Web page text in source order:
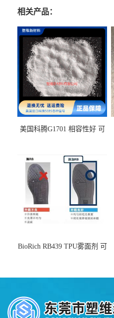
相关产品：
美国科腾G1701 相容性好 可
BioRich RB439 TPU雾面剂 可